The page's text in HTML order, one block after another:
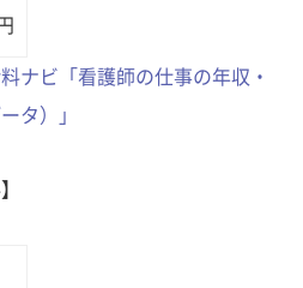
ナビ「看護師の仕事の年収・
タ）」